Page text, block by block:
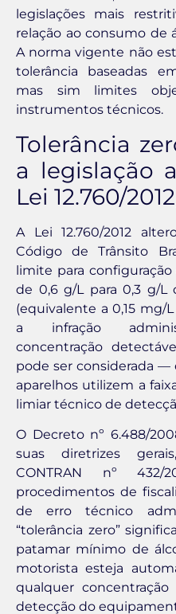
legislações mais
relação ao consumo de
A norma vigente não
tolerância baseadas
mas sim limites
instrumentos técnicos.
Tolerância
a legislação
Lei 12.760/
A Lei 12.760/2012
Código de Trânsito
limite para
de 0,6 g/L para 0,3 g/L
(equivalente a 0,15 mg/
a infração
concentração
pode ser considerada —
aparelhos utilizem a
limiar técnico de
O Decreto nº 6.488/
suas diretrizes
CONTRAN nº 432/
procedimentos de
de erro técnico
“tolerância zero”
patamar mínimo de
motorista esteja
qualquer
detecção do